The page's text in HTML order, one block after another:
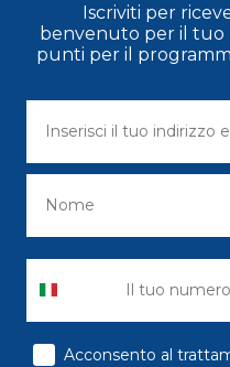
Iscriviti per
benvenuto per il tuo
punti per il
consenso
Acconsento al